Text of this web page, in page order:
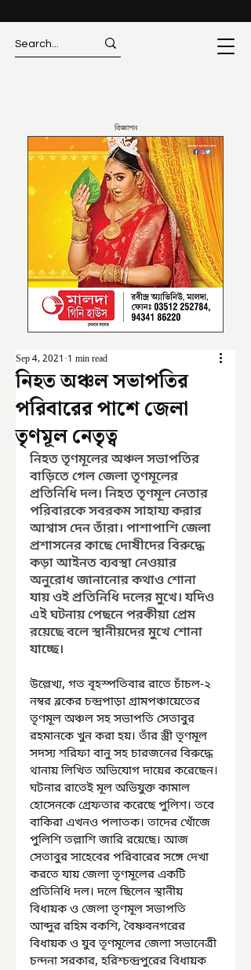
বিজ্ঞাপন
নিহত অঞ্চল সভাপতির
পরিবারের পাশে জেলা
তৃণমূল নেতৃত্ব
Sep 4, 2021 1 min read
নিহত তৃণমূলের অঞ্চল সভাপতির
বাড়িতে গেল জেলা তৃণমূলের
প্রতিনিধি দল। নিহত তৃণমূল নেতার
পরিবারকে সবরকম সাহায্য করার
আশ্বাস দেন তাঁরা। পাশাপাশি জেলা
প্রশাসনের কাছে দোষীদের বিরুদ্ধে
কড়া আইনত ব্যবস্থা নেওয়ার
অনুরোধ জানানোর কথাও শোনা
যায় ওই প্রতিনিধি দলের মুখে। যদিও
এই ঘটনায় পেছনে পরকীয়া প্রেম
রয়েছে বলে স্থানীয়দের মুখে শোনা
যাচ্ছে।
উল্লেখ্য, গত বৃহস্পতিবার রাতে চাঁচল-২
নম্বর ব্লকের চন্দ্রপাড়া গ্রামপঞ্চায়েতের
তৃণমূল অঞ্চল সহ সভাপতি সেতাবুর
রহমানকে খুন করা হয়। তাঁর স্ত্রী তৃণমূল
সদস্য শরিফা বানু সহ চারজনের বিরুদ্ধে
থানায় লিখিত অভিযোগ দায়ের করেছেন।
ঘটনার রাতেই মূল অভিযুক্ত কামাল
হোসেনকে গ্রেফতার করেছে পুলিশ। তবে
বাকিরা এখনও পলাতক। তাদের খোঁজে
পুলিশি তল্লাশি জারি রয়েছে। আজ
সেতাবুর সাহেবের পরিবারের সঙ্গে দেখা
করতে যায় জেলা তৃণমূলের একটি
প্রতিনিধি দল। দলে ছিলেন স্থানীয়
বিধায়ক ও জেলা তৃণমূল সভাপতি
আব্দুর রহিম বকশি, বৈষ্ণবনগরের
বিধায়ক ও যুব তৃণমূলের জেলা সভানেত্রী
চন্দনা সরকার, হরিশ্চন্দ্রপুরের বিধায়ক